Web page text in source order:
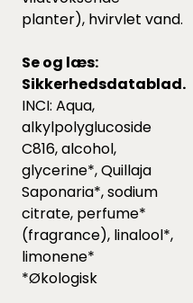
planter), hvirvlet vand.
Se og læs:
Sikkerhedsdatablad.
INCI: Aqua,
alkylpolyglucoside
C816, alcohol,
glycerine*, Quillaja
Saponaria*, sodium
citrate, perfume*
(fragrance), linalool*,
limonene*
*Økologisk